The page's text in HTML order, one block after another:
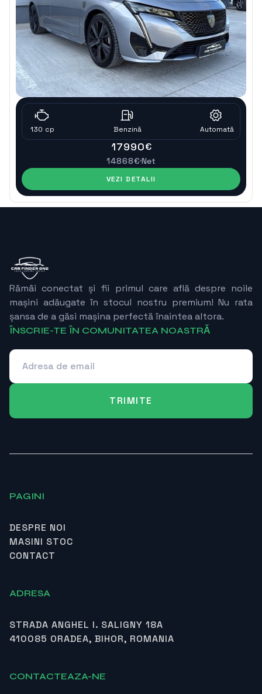
130 cp Benzinǎ Automatǎ
17990€
14868€ Net
VEZI DETALII
Rămâi conectat și fii primul care află despre noile
mașini adăugate în stocul nostru premium! Nu rata
șansa de a găsi mașina perfectă înaintea altora.
ÎNSCRIE-TE ÎN COMUNITATEA NOASTRǍ
PAGINI
DESPRE NOI
MASINI STOC
CONTACT
ADRESA
STRADA ANGHEL I. SALIGNY 18A
410085 ORADEA, BIHOR, ROMANIA
CONTACTEAZA-NE